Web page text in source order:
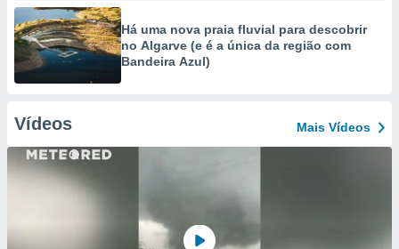
Há uma nova praia fluvial para descobrir
no Algarve (e é a única da região com
Bandeira Azul)
Vídeos Mais Vídeos